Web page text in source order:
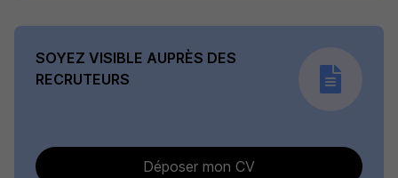
SOYEZ VISIBLE AUPRÈS DES
RECRUTEURS
Déposer mon CV